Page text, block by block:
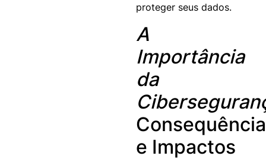
proteger seus dados.
A
Importância
da
e Impactos